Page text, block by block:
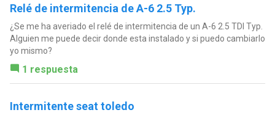
Relé de intermitencia de A-6 2.5 Typ.
¿Se me ha averiado el relé de intermitencia de un A-6 2.5 TDI Typ.
Alguien me puede decir donde esta instalado y si puedo cambiarlo
yo mismo?
1 respuesta
Intermitente seat toledo